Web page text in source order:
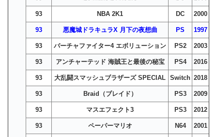
93 NBA 2K1 DC 2000
93 悪魔城ドラキュラX 月下の夜想曲 PS 1997
93 バーチャファイター4 エボリューション PS2 2003
93 アンチャーテッド 海賊王と最後の秘宝 PS4 2016
93 大乱闘スマッシュブラザーズ SPECIAL Switch 2018
93 Braid（ブレイド） PS3 2009
93 マスエフェクト3 PS3 2012
93 ペーパーマリオ N64 2001